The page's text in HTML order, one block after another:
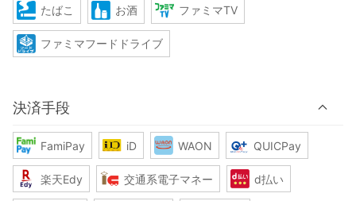
たばこ お酒 ファミマTV
ファミマフードドライブ
決済手段
FamiPay iD WAON QUICPay
楽天Edy 交通系電子マネー d払い